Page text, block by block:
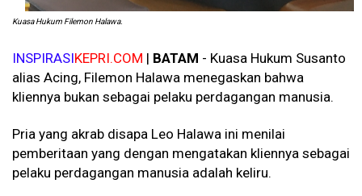
Kuasa Hukum Filemon Halawa.
INSPIRASIKEPRI.COM | BATAM - Kuasa Hukum Susanto
alias Acing, Filemon Halawa menegaskan bahwa
kliennya bukan sebagai pelaku perdagangan manusia.
Pria yang akrab disapa Leo Halawa ini menilai
pemberitaan yang dengan mengatakan kliennya sebagai
pelaku perdagangan manusia adalah keliru.